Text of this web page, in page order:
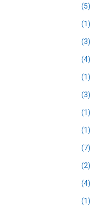
(5)
(1)
(3)
(4)
(1)
(3)
(1)
(1)
(7)
(2)
(4)
(1)